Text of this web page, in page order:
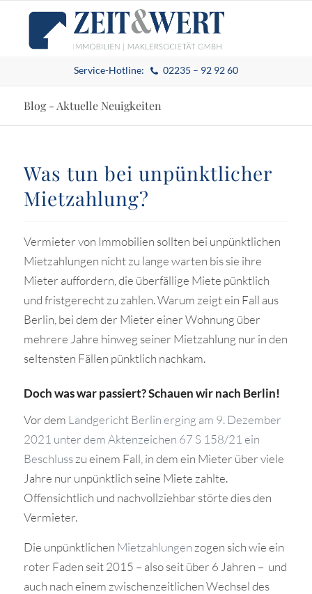
Service-Hotline: 02235 – 92 92 60
Blog - Aktuelle Neuigkeiten
Was tun bei unpünktlicher
Mietzahlung?
Vermieter von Immobilien sollten bei unpünktlichen
Mietzahlungen nicht zu lange warten bis sie ihre
Mieter auffordern, die überfällige Miete pünktlich
und fristgerecht zu zahlen. Warum zeigt ein Fall aus
Berlin, bei dem der Mieter einer Wohnung über
mehrere Jahre hinweg seiner Mietzahlung nur in den
seltensten Fällen pünktlich nachkam.
Doch was war passiert? Schauen wir nach Berlin!
Vor dem Landgericht Berlin erging am 9. Dezember
2021 unter dem Aktenzeichen 67 S 158/21 ein
Beschlusszu einem Fall, in dem ein Mieter über viele
Jahre nur unpünktlich seine Miete zahlte.
Offensichtlich und nachvollziehbar störte dies den
Vermieter.
Die unpünktlichen Mietzahlungen zogen sich wie ein
roter Faden seit 2015 – also seit über 6 Jahren – und
auch nach einem zwischenzeitlichen Wechsel des